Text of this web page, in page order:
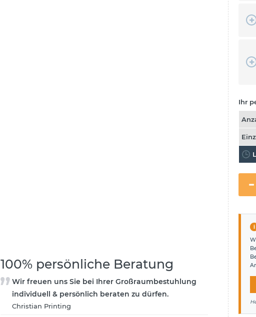
100% persönliche Beratung
Wir freuen uns Sie bei Ihrer Großraumbestuhlung
individuell & persönlich beraten zu dürfen.
Christian Printing
Ihr
i